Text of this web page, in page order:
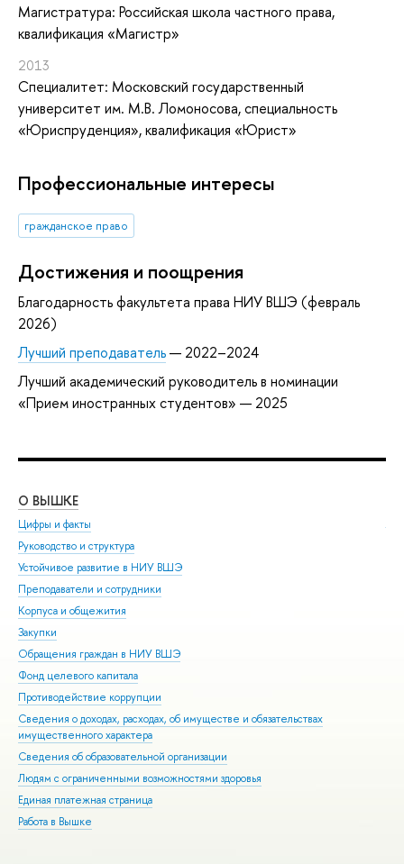
Магистратура: Российская школа частного права,
квалификация «Магистр»
2013
Специалитет: Московский государственный
университет им. М.В. Ломоносова, специальность
«Юриспруденция», квалификация «Юрист»
Профессиональные интересы
гражданское право
Достижения и поощрения
Благодарность факультета права НИУ ВШЭ (февраль
2026)
Лучший преподаватель— 2022–2024
Лучший академический руководитель в номинации
«Прием иностранных студентов» — 2025
О ВЫШКЕ
Цифры и факты
Руководство и структура
Устойчивое развитие в НИУ ВШЭ
Преподаватели и сотрудники
Корпуса и общежития
Закупки
Обращения граждан в НИУ ВШЭ
Фонд целевого капитала
Противодействие коррупции
Сведения о доходах, расходах, об имуществе и обязательствах
имущественного характера
Сведения об образовательной организации
Людям с ограниченными возможностями здоровья
Единая платежная страница
Работа в Вышке